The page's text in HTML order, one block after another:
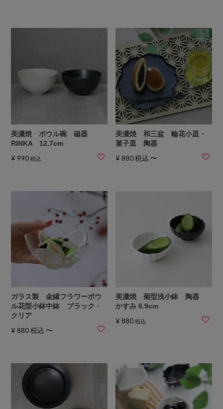
美濃焼 ボウル碗 磁器
RINKA 12.7cm
¥ 990 税込
美濃焼 和三盆 輪花小皿・
菓子皿 陶器
¥ 880税込 〜
ガラス製 金縁フラワーボウ
ル花型小鉢中鉢 ブラック・
クリア
¥ 880 税込 〜
美濃焼 菊型浅小鉢 陶器
かすみ 6.9cm
¥ 880 税込